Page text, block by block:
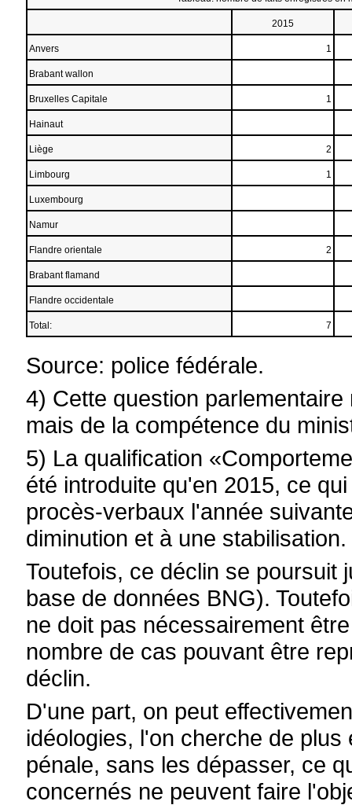
2015
Anvers 1
Brabant wallon
Bruxelles Capitale 1
Hainaut
Liège 2
Limbourg 1
Luxembourg
Namur
Flandre orientale 2
Brabant flamand
Flandre occidentale
Total: 7
Source: police fédérale.
4) Cette question
mais de la compétence du
5) La qualification
été introduite qu'en 2015, ce
procès-verbaux l'année
diminution et à une stabilisation.
Toutefois, ce déclin se poursuit
base de données BNG).
ne doit pas nécessairement
nombre de cas pouvant être
déclin.
D'une part, on peut
idéologies, l'on cherche de
pénale, sans les dépasser, ce
concernés ne peuvent faire